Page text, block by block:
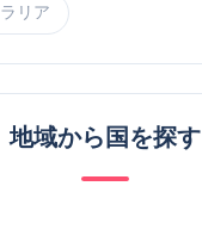
リア
地域から国を探す